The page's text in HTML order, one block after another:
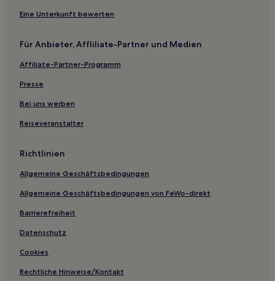
Hotels nahe Honourable Society of Lincoln's Inn
Hotels nahe Trafalgar Studios
Hotels nahe London Eye
Aparthotels in Regent Street
Ferienwohnungen in Portland Place
Aparthotels in Neal Street
Aparthotels in London
Hostels in London
Gasthäuser in Whitehall
Ferienwohnungen in South Lambeth
Ferienwohnungen in Leather Lane
B&B in England
Hostels in England
Eine Unterkunft bewerten
Für Anbieter, Affliliate-Partner und Medien
Affiliate-Partner-Programm
Presse
Bei uns werben
Reiseveranstalter
Richtlinien
Allgemeine Geschäftsbedingungen
Allgemeine Geschäftsbedingungen von FeWo-direkt
Barrierefreiheit
Datenschutz
Cookies
Rechtliche Hinweise/Kontakt